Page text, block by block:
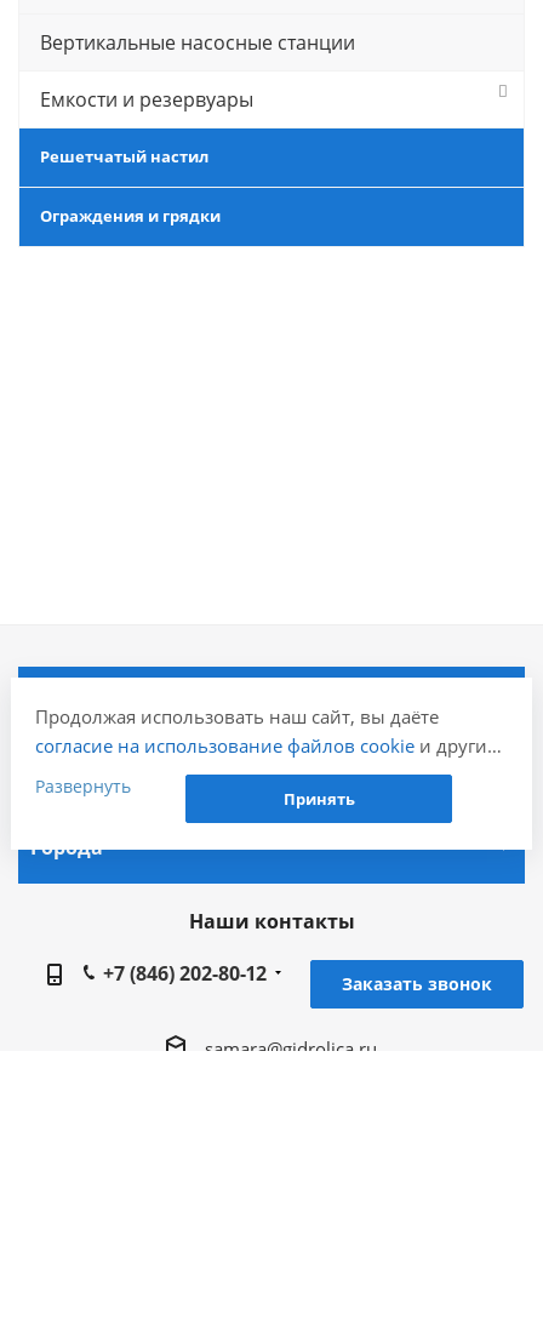
Вертикальные насосные станции
Емкости и резервуары
Решетчатый настил
Ограждения и грядки
Информация
Города
Наши контакты
+7 (846) 202-80-12
Заказать звонок
samara@gidrolica.ru
Продолжая использовать наш сайт, вы даёте
согласие на использование файлов cookieи других
пользовательских данных (включая IP-адрес,
сведения о местоположении, устройстве, действиях
проведения статистических исследований,
ретаргетинга и использования систем аналитики
(например, Яндекс.Метрика), в соответствии с
данных.
Если вы не хотите, чтобы ваши данные
обрабатывались, настройте ограничения в браузере
Развернуть
Принять